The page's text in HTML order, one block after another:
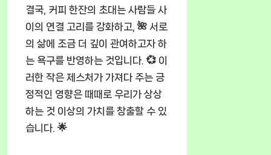
결국, 커피 한잔의 초대는 사람들 사
이의 연결 고리를 강화하고, 🌺 서로
의 삶에 조금 더 깊이 관여하고자 하
는 욕구를 반영하는 것입니다. 💞 이
러한 작은 제스처가 가져다 주는 긍
정적인 영향은 때때로 우리가 상상
하는 것 이상의 가치를 창출할 수 있
습니다. 🌟